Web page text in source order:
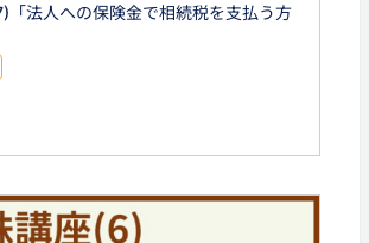
「法人への保険金で相続税を支払う方